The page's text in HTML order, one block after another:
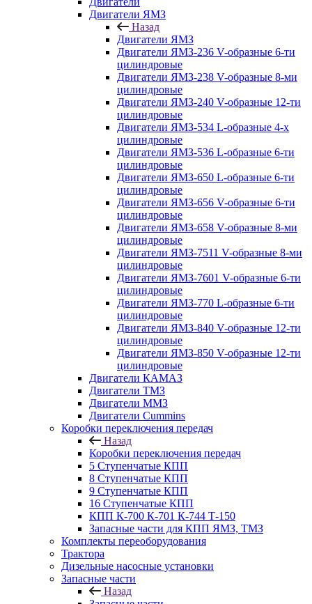
Двигатели ЯМЗ
Назад
Двигатели ЯМЗ
Двигатели ЯМЗ-236 V-образные 6-ти
цилиндровые
Двигатели ЯМЗ-238 V-образные 8-ми
цилиндровые
Двигатели ЯМЗ-240 V-образные 12-ти
цилиндровые
Двигатели ЯМЗ-534 L-образные 4-х
цилиндровые
Двигатели ЯМЗ-536 L-образные 6-ти
цилиндровые
Двигатели ЯМЗ-650 L-образные 6-ти
цилиндровые
Двигатели ЯМЗ-656 V-образные 6-ти
цилиндровые
Двигатели ЯМЗ-658 V-образные 8-ми
цилиндровые
Двигатели ЯМЗ-7511 V-образные 8-ми
цилиндровые
Двигатели ЯМЗ-7601 V-образные 6-ти
цилиндровые
Двигатели ЯМЗ-770 L-образные 6-ти
цилиндровые
Двигатели ЯМЗ-840 V-образные 12-ти
цилиндровые
Двигатели ЯМЗ-850 V-образные 12-ти
цилиндровые
Двигатели КАМАЗ
Двигатели ТМЗ
Двигатели ММЗ
Двигатели Cummins
Коробки переключения передач
Назад
Коробки переключения передач
5 Ступенчатые КПП
8 Ступенчатые КПП
9 Ступенчатые КПП
16 Ступенчатые КПП
КПП К-700 К-701 К-744 Т-150
Запасные части для КПП ЯМЗ, ТМЗ
Комплекты переоборудования
Трактора
Дизельные насосные установки
Запасные части
Назад